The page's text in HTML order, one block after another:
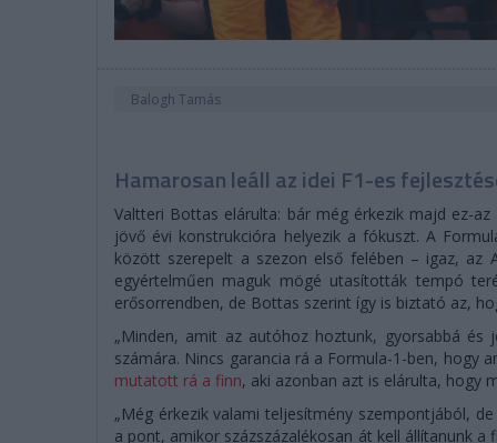
Balogh Tamás
Hamarosan leáll az idei F1-es
Valtteri Bottas elárulta: bár még érkezik majd ez-
jövő évi konstrukcióra helyezik a fókuszt. A
között szerepelt a szezon első felében – igaz, az
egyértelműen maguk mögé utasították tempó
erősorrendben, de Bottas szerint így is biztató az,
„Minden, amit az autóhoz hoztunk, gyorsabbá
számára. Nincs garancia rá a Formula-1-ben, hogy
mutatott rá a finn, aki azonban azt is elárulta, hogy
„Még érkezik valami teljesítmény szempontjából,
a pont, amikor százszázalékosan át kell állítanunk